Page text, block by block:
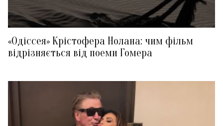
«Одіссея» Крістофера Нолана: чим фільм
відрізняється від поеми Гомера